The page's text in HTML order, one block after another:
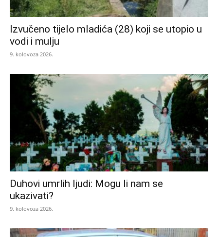
Izvučeno tijelo mladića (28) koji se utopio u
vodi i mulju
9. kolovoza 2026.
Duhovi umrlih ljudi: Mogu li nam se
ukazivati?
9. kolovoza 2026.